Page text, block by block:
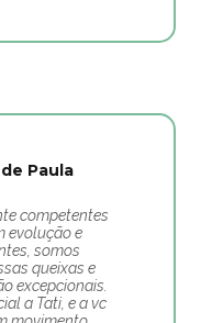
Paula
competentes
evolução e
somos
queixas e
excepcionais.
a Tati, e a vc